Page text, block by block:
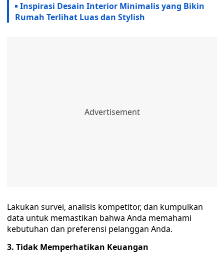
Inspirasi Desain Interior Minimalis yang Bikin
Rumah Terlihat Luas dan Stylish
Lakukan survei, analisis kompetitor, dan kumpulkan
data untuk memastikan bahwa Anda memahami
kebutuhan dan preferensi pelanggan Anda.
3. Tidak Memperhatikan Keuangan